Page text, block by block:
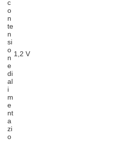
c
o
n
te
n
si
o
n
e
di
al
i
m
e
nt
a
zi
o
1,2 V